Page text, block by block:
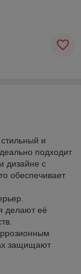
и
подходит
дизайне с
обеспечивает
делают её
защищают